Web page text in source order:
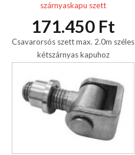
szárnyaskapu szett
171.450 Ft
Csavarorsós szett max. 2.0m széles
kétszárnyas kapuhoz